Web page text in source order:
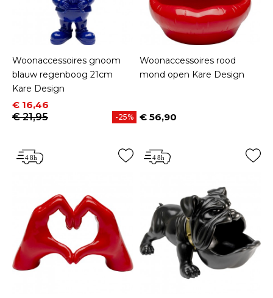
Woonaccessoires gnoom
blauw regenboog 21cm
Kare Design
Prijs
€ 16,46
Normale prijs
€ 21,95
-25%
Woonaccessoires rood
mond open Kare Design
Prijs
€ 56,90